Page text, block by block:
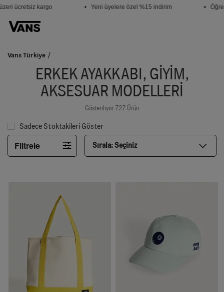
ücretsiz kargo • Yeni üyelere özel %15 indirim •
Vans Türkiye
ERKEK AYAKKABI, GIYIM,
AKSESUAR MODELLERI
Gösteriliyor 727 Ürün
Sadece Stoktakileri Göster
Filtrele Sırala:Seçiniz